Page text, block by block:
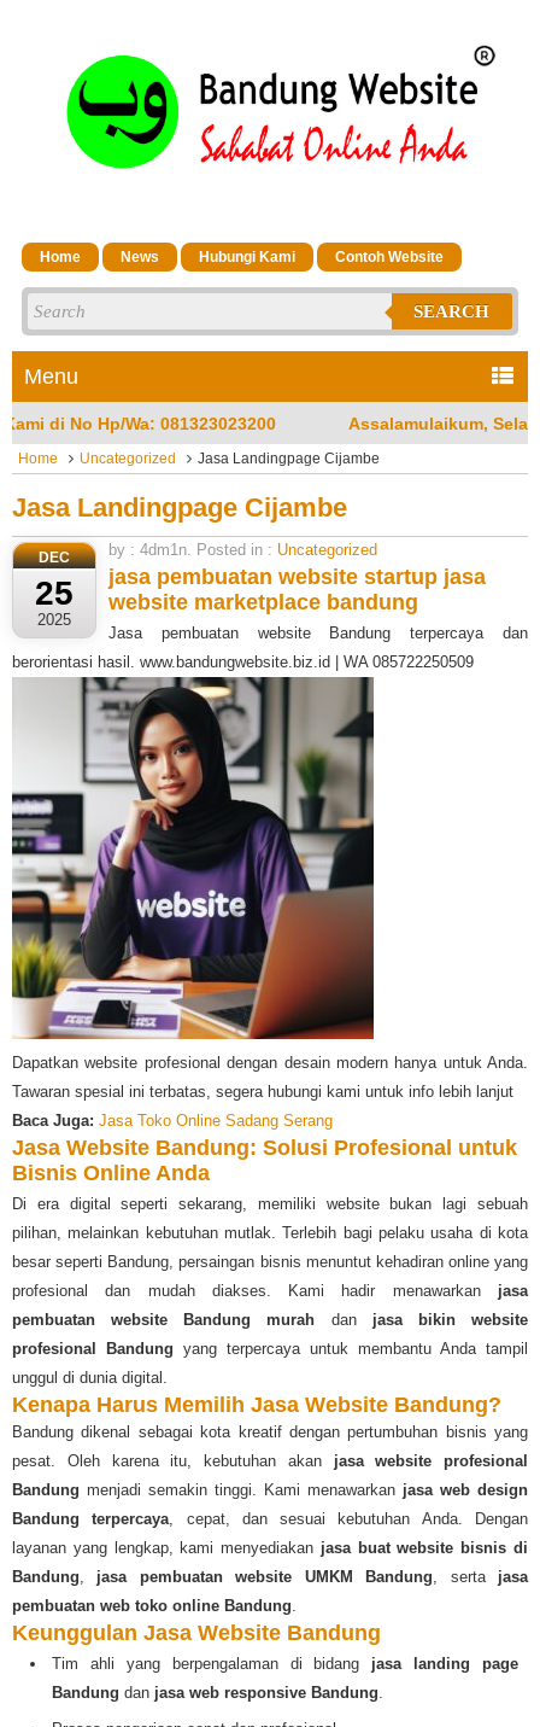
Home News Hubungi Kami Contoh Website
SEARCH
Menu
Assalamulaikum, Selamat Datang di Jasa Bandung
Home Uncategorized Jasa Landingpage Cijambe
Jasa Landingpage Cijambe
DEC
25
2025
by : 4dm1n. Posted in : Uncategorized
jasa pembuatan website startup jasa
website marketplace bandung
Jasa pembuatan website Bandung terpercaya dan
berorientasi hasil. www.bandungwebsite.biz.id | WA 085722250509
Dapatkan website profesional dengan desain modern hanya untuk Anda.
Tawaran spesial ini terbatas, segera hubungi kami untuk info lebih lanjut
Baca Juga: Jasa Toko Online Sadang Serang
Jasa Website Bandung: Solusi Profesional untuk
Bisnis Online Anda
Di era digital seperti sekarang, memiliki website bukan lagi sebuah
pilihan, melainkan kebutuhan mutlak. Terlebih bagi pelaku usaha di kota
besar seperti Bandung, persaingan bisnis menuntut kehadiran online yang
profesional dan mudah diakses. Kami hadir menawarkan jasa
pembuatan website Bandung murah dan jasa bikin website
profesional Bandung yang terpercaya untuk membantu Anda tampil
unggul di dunia digital.
Kenapa Harus Memilih Jasa Website Bandung?
Bandung dikenal sebagai kota kreatif dengan pertumbuhan bisnis yang
pesat. Oleh karena itu, kebutuhan akan jasa website profesional
Bandung menjadi semakin tinggi. Kami menawarkan jasa web design
Bandung terpercaya, cepat, dan sesuai kebutuhan Anda. Dengan
layanan yang lengkap, kami menyediakan jasa buat website bisnis di
Bandung, jasa pembuatan website UMKM Bandung, serta jasa
pembuatan web toko online Bandung.
Keunggulan Jasa Website Bandung
Tim ahli yang berpengalaman di bidang jasa landing page
Bandung dan jasa web responsive Bandung.